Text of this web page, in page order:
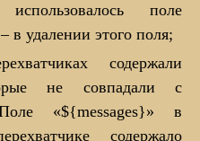
поле
в удалении этого поля;
содержали
не совпадали с
«${messages}» в
содержало